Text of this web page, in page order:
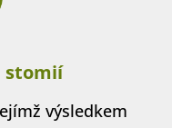
stomií
výsledkem